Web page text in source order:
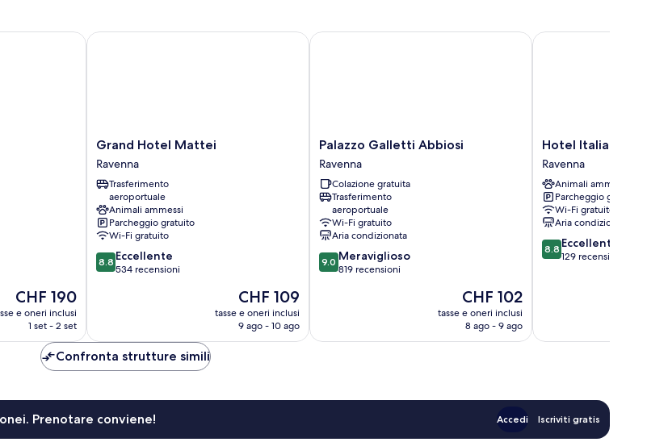
Il
prezzo
attuale
CHF 190
CHF 190
e oneri inclusi
1 set - 2 set
Grand
Hotel
Mattei
Ravenna
Grand Hotel Mattei
Ravenna
Trasferimento
aeroportuale
Animali ammessi
Parcheggio gratuito
Wi-Fi gratuito
8.8
su
8.8 Eccellente
534 recensioni
Il
prezzo
attuale
CHF 109
tasse e oneri inclusi
9 ago - 10 ago
Grand Hotel Mattei
Palazzo
Galletti
Abbiosi
Ravenna
Palazzo Galletti Abbiosi
Ravenna
Colazione gratuita
Trasferimento
aeroportuale
Wi-Fi gratuito
Aria condizionata
9.0
su
9.0 Meraviglioso
819 recensioni
Il
prezzo
attuale
CHF 102
tasse e oneri inclusi
8 ago - 9 ago
Palazzo Galletti Abbiosi
Hotel
Italia
Ravenna
Hotel Italia
Ravenna
Animali ammessi
Parcheggio gratuito
Wi-Fi gratuito
Aria condizionata
8.8
su
8.8 Eccellente
129 recensioni
Hotel Italia
Confronta strutture simili
Prenotare conviene! Accedi Iscriviti gratis